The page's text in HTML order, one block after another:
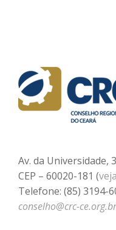
Av. da Universidade,
CEP – 60020-181 (
Telefone: (85) 3194-
conselho@crc-ce.org.br